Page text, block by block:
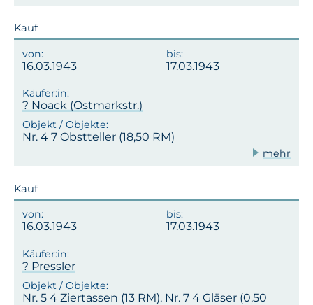
Kauf
16.03.1943 17.03.1943
? Noack (Ostmarkstr.)
Nr. 4 7 Obstteller (18,50 RM)
mehr
Kauf
16.03.1943 17.03.1943
? Pressler
Nr. 5 4 Ziertassen (13 RM), Nr. 7 4 Gläser (0,50